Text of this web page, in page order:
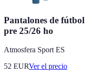
Pantalones de
pre 25/26 ho
Atmosfera Sport ES
52 EURVer el precio